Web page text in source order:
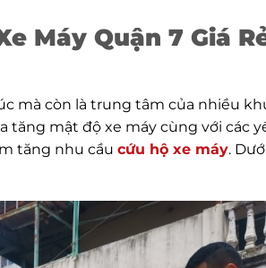
Máy Quận 7 Giá
mà còn là trung tâm của nhiều
tăng mật độ xe máy cùng với các
tăng nhu cầu cứu hộ xe máy.